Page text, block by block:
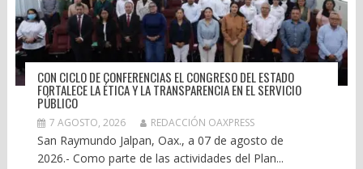
CON CICLO DE CONFERENCIAS EL CONGRESO DEL ESTADO
FORTALECE LA ÉTICA Y LA TRANSPARENCIA EN EL SERVICIO
PÚBLICO
7 AGOSTO, 2026 REDACCIÓN OAXPRESS
San Raymundo Jalpan, Oax., a 07 de agosto de
2026.- Como parte de las actividades del Plan...